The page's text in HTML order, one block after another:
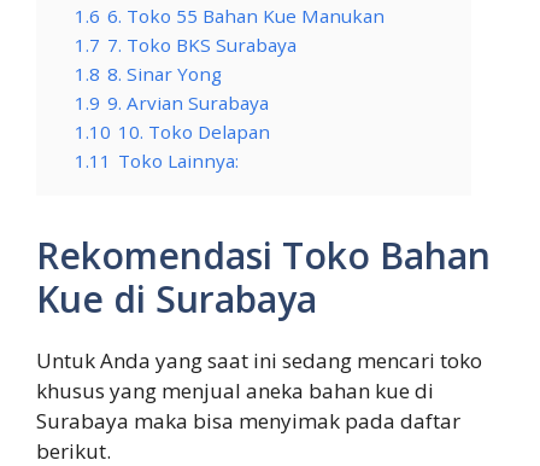
1.6 6. Toko 55 Bahan Kue Manukan
1.7 7. Toko BKS Surabaya
1.8 8. Sinar Yong
1.9 9. Arvian Surabaya
1.10 10. Toko Delapan
1.11 Toko Lainnya:
Rekomendasi Toko Bahan
Kue di Surabaya
Untuk Anda yang saat ini sedang mencari toko
khusus yang menjual aneka bahan kue di
Surabaya maka bisa menyimak pada daftar
berikut.